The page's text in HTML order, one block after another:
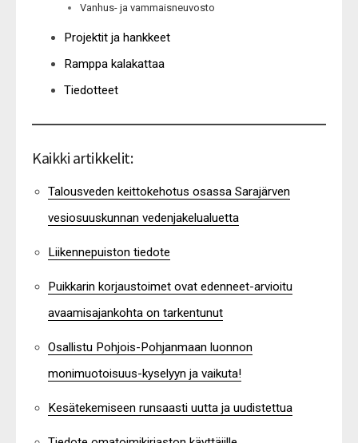
Vanhus- ja vammaisneuvosto
Projektit ja hankkeet
Ramppa kalakattaa
Tiedotteet
Kaikki artikkelit:
Talousveden keittokehotus osassa Sarajärven
vesiosuuskunnan vedenjakelualuetta
Liikennepuiston tiedote
Puikkarin korjaustoimet ovat edenneet-arvioitu
avaamisajankohta on tarkentunut
Osallistu Pohjois-Pohjanmaan luonnon
monimuotoisuus-kyselyyn ja vaikuta!
Kesätekemiseen runsaasti uutta ja uudistettua